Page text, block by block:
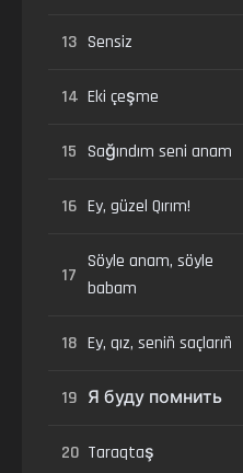
13 Sensiz
14 Eki çeşme
15 Sağındım seni anam
16 Ey, güzel Qırım!
17
Söyle anam, söyle
babam
18 Ey, qız, seniñ saçlarıñ
19 Я буду помнить
20 Taraqtaş